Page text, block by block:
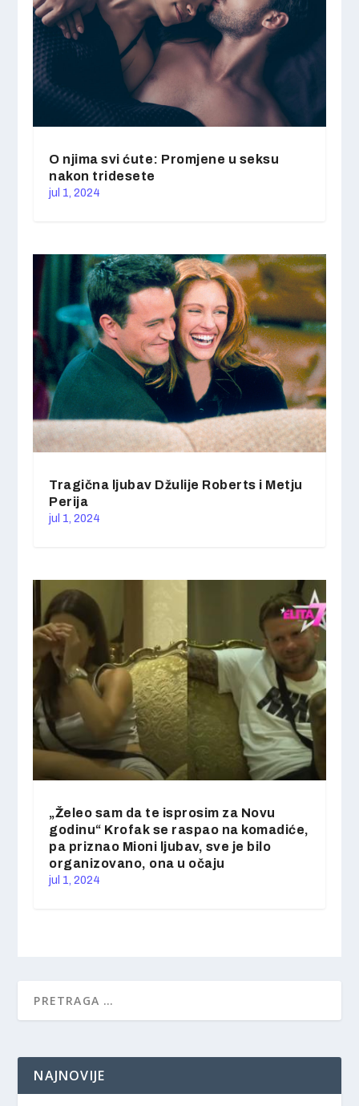
O njima svi ćute: Promjene u seksu
nakon tridesete
jul 1, 2024
Tragična ljubav Džulije Roberts i Metju
Perija
jul 1, 2024
„Želeo sam da te isprosim za Novu
godinu“ Krofak se raspao na komadiće,
pa priznao Mioni ljubav, sve je bilo
organizovano, ona u očaju
jul 1, 2024
NAJNOVIJE